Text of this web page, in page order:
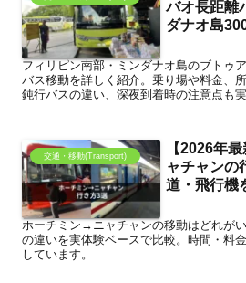
バオ長距離
ダナオ島
フィリピン南部・ミンダナオ島のブトゥ
バス移動を詳しく紹介。乗り場や料金、
鈍行バスの違い、深夜到着時の注意点も
交通・移動(Transport)
【2026年
ャチャンの
道・飛行機
ホーチミン→ニャチャンの移動はどれが
の違いを実体験ベースで比較。時間・料
しています。